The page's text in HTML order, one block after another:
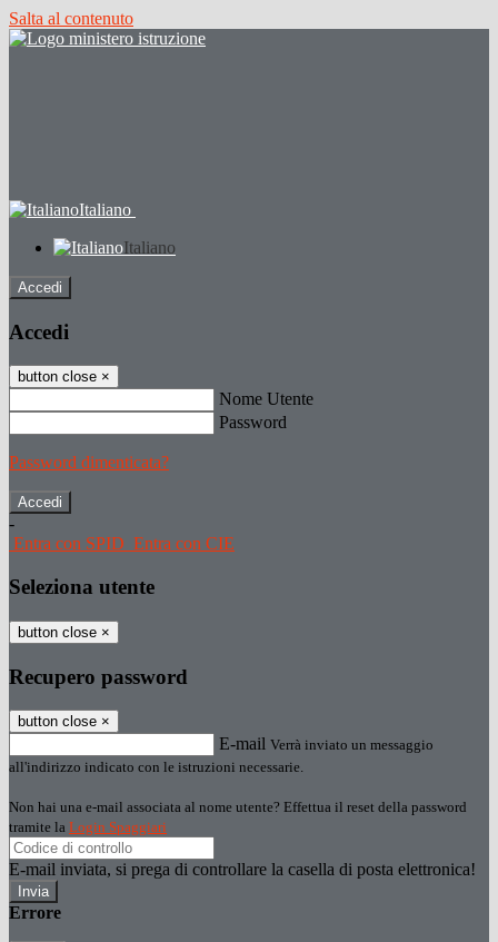
Salta al contenuto
Italiano
Italiano
Accedi
Accedi
button close ×
Nome Utente
Password
Password dimenticata?
-
Entra con SPID Entra con CIE
Seleziona utente
button close ×
Recupero password
button close ×
E-mail Verrà inviato un messaggio
all'indirizzo indicato con le istruzioni necessarie.
Non hai una e-mail associata al nome utente? Effettua il reset della password
tramite la Login Spaggiari
E-mail inviata, si prega di controllare la casella di posta elettronica!
Errore